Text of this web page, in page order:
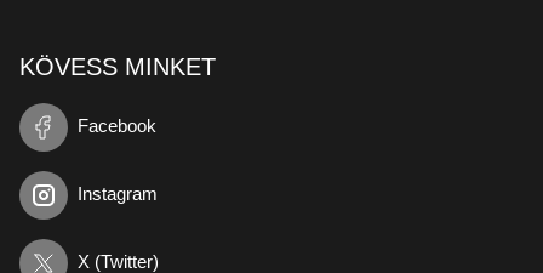
KÖVESS MINKET
Facebook
Instagram
X (Twitter)